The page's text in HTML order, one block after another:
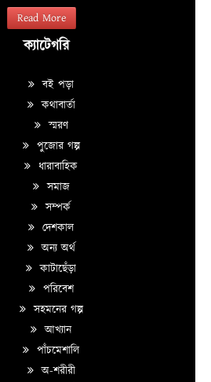
Read More
ক্যাটেগরি
বই পড়া
কথাবার্তা
স্মরণ
পুজোর গল্প
ধারাবাহিক
সমাজ
সম্পর্ক
দেশকাল
অন্য অর্থ
কাটাছেঁড়া
পরিবেশ
সহমনের গল্প
আখ্যান
পাঁচমেশালি
অ-শরীরী